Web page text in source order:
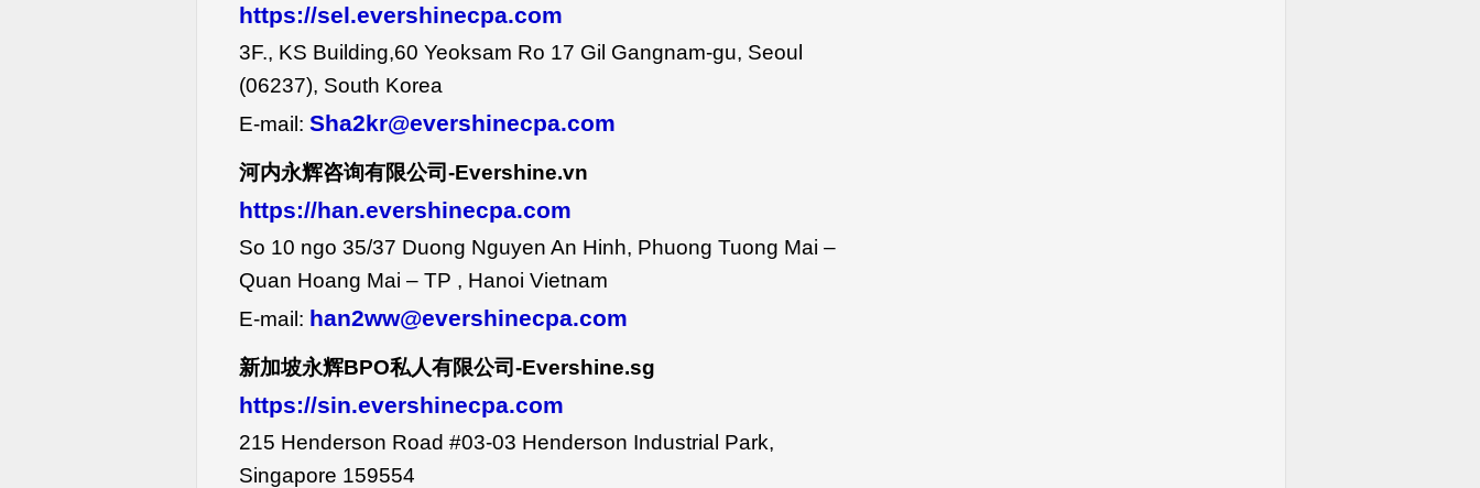
https://sel.evershinecpa.com
3F., KS Building,60 Yeoksam Ro 17 Gil Gangnam-gu, Seoul
(06237), South Korea
E-mail: Sha2kr@evershinecpa.com
河内永辉咨询有限公司-Evershine.vn
https://han.evershinecpa.com
So 10 ngo 35/37 Duong Nguyen An Hinh, Phuong Tuong Mai –
Quan Hoang Mai – TP , Hanoi Vietnam
E-mail: han2ww@evershinecpa.com
新加坡永辉BPO私人有限公司-Evershine.sg
https://sin.evershinecpa.com
215 Henderson Road #03-03 Henderson Industrial Park,
Singapore 159554